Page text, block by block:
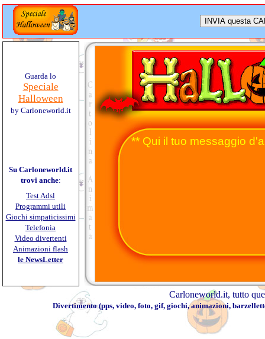
Guarda lo
Speciale
Halloween
by Carloneworld.it
Su Carloneworld.it
trovi anche:
Test Adsl
Programmi utili
Giochi simpaticissimi
Telefonia
Video divertenti
Animazioni flash
le NewsLetter
** Qui il tuo messaggio
Carloneworld.it, tutto
Divertimento(pps, video, foto, gif, giochi,animazioni,